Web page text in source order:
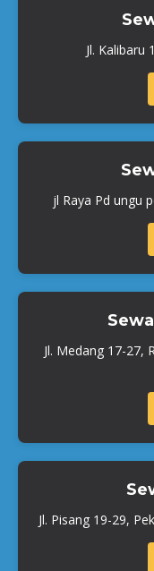
Jl.
jl Raya Pd ungu
Jl. Medang 17-27,
Jl. Pisang 19-29,